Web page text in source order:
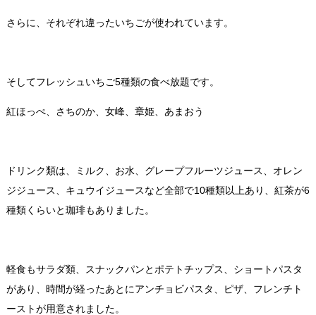
さらに、それぞれ違ったいちごが使われています。
そしてフレッシュいちご5種類の食べ放題です。
紅ほっぺ、さちのか、女峰、章姫、あまおう
ドリンク類は、ミルク、お水、グレープフルーツジュース、オレン
ジジュース、キュウイジュースなど全部で10種類以上あり、紅茶が6
種類くらいと珈琲もありました。
軽食もサラダ類、スナックパンとポテトチップス、ショートパスタ
があり、時間が経ったあとにアンチョビパスタ、ピザ、フレンチト
ーストが用意されました。